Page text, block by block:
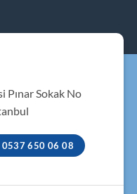
Pınar Sokak No
650 06 08